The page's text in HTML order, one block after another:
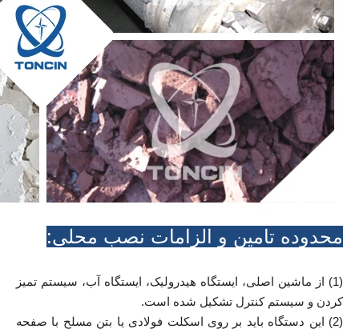
محدوده تامین و الزامات نصب محلی:
(1) از ماشین اصلی، ایستگاه هیدرولیک، ایستگاه آب، سیستم تمیز
کردن و سیستم کنترل تشکیل شده است.
(2) این دستگاه باید بر روی اسکلت فولادی یا بتن مسلح با صفحه